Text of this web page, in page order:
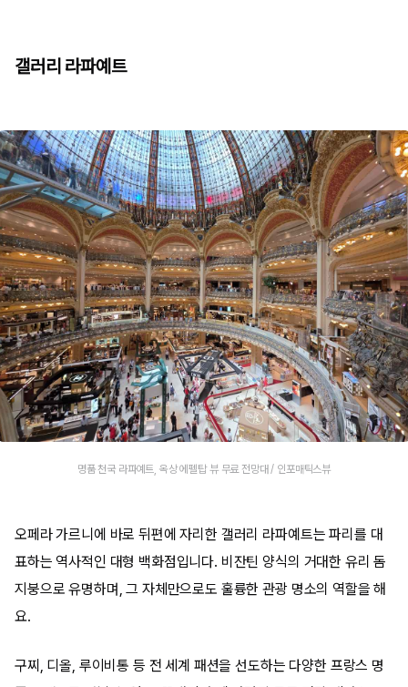
갤러리 라파예트
명품 천국 라파예트, 옥상 에펠탑 뷰 무료 전망대 / 인포매틱스뷰
오페라 가르니에 바로 뒤편에 자리한 갤러리 라파예트는 파리를 대
표하는 역사적인 대형 백화점입니다. 비잔틴 양식의 거대한 유리 돔
지붕으로 유명하며, 그 자체만으로도 훌륭한 관광 명소의 역할을 해
요.
구찌, 디올, 루이비통 등 전 세계 패션을 선도하는 다양한 프랑스 명